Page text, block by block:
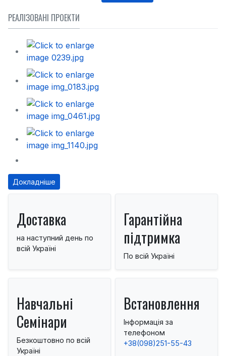
РЕАЛІЗОВАНІ ПРОЕКТИ
Докладніше
Доставка
на наступний день по
всій Україні
Гарантійна
підтримка
По всій Україні
Навчальні
Семінари
Безкоштовно по всій
Україні
Встановлення
Інформація за
телефоном
+38(098)251-55-43